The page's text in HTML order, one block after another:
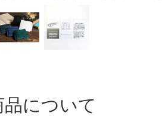
品について